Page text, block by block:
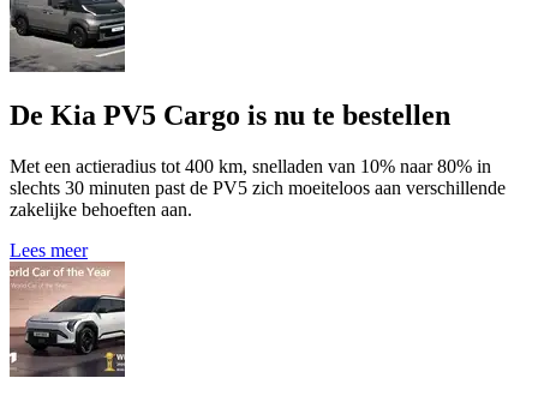
De Kia PV5 Cargo is nu te bestellen
Met een actieradius tot 400 km, snelladen van 10% naar 80% in
slechts 30 minuten past de PV5 zich moeiteloos aan verschillende
zakelijke behoeften aan.
Lees meer